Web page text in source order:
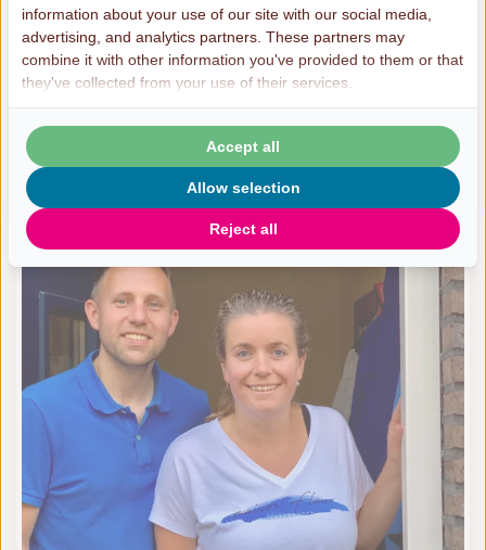
Het is zo makkelijk om van haar te
houden
'Het voelde even vertrouwd als onwennig.'
Meer informatie
information about your use of our site with our social media,
advertising, and analytics partners. These partners may
combine it with other information you've provided to them or that
they've collected from your use of their services.
Reject all
Allow selection
Accept all